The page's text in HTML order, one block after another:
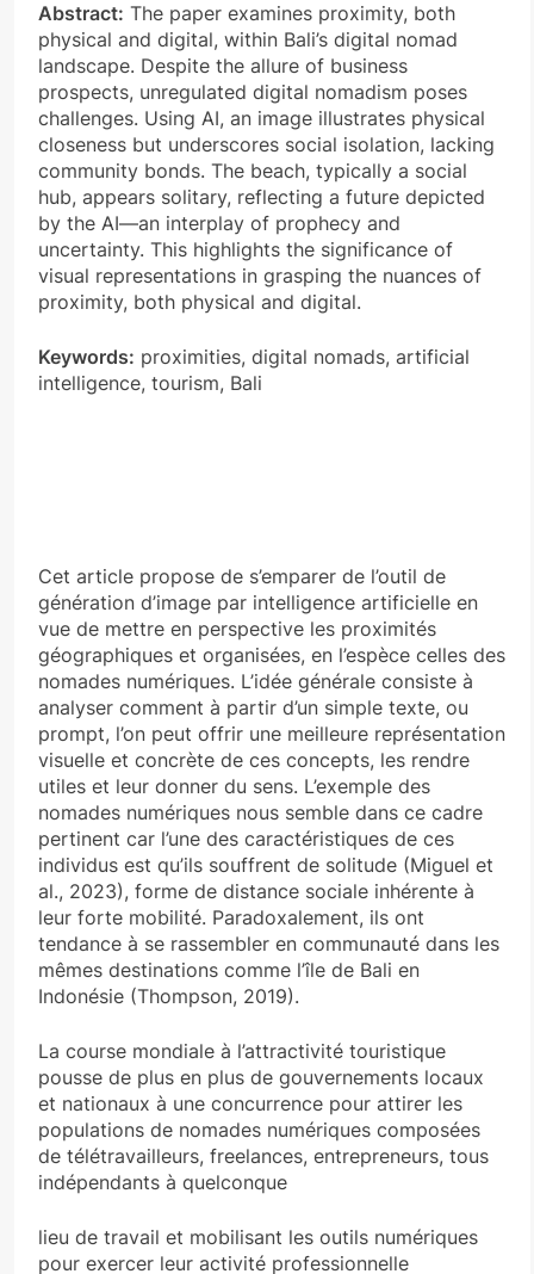
Abstract: The paper examines proximity, both
physical and digital, within Bali’s digital nomad
landscape. Despite the allure of business
prospects, unregulated digital nomadism poses
challenges. Using AI, an image illustrates physical
closeness but underscores social isolation, lacking
community bonds. The beach, typically a social
hub, appears solitary, reflecting a future depicted
by the AI—an interplay of prophecy and
uncertainty. This highlights the significance of
visual representations in grasping the nuances of
proximity, both physical and digital.
Keywords: proximities, digital nomads, artificial
intelligence, tourism, Bali
Cet article propose de s’emparer de l’outil de
génération d’image par intelligence artificielle en
vue de mettre en perspective les proximités
géographiques et organisées, en l’espèce celles des
nomades numériques. L’idée générale consiste à
analyser comment à partir d’un simple texte, ou
prompt, l’on peut offrir une meilleure représentation
visuelle et concrète de ces concepts, les rendre
utiles et leur donner du sens. L’exemple des
nomades numériques nous semble dans ce cadre
pertinent car l’une des caractéristiques de ces
individus est qu’ils souffrent de solitude (Miguel et
al., 2023), forme de distance sociale inhérente à
leur forte mobilité. Paradoxalement, ils ont
tendance à se rassembler en communauté dans les
mêmes destinations comme l’île de Bali en
Indonésie (Thompson, 2019).
La course mondiale à l’attractivité touristique
pousse de plus en plus de gouvernements locaux
et nationaux à une concurrence pour attirer les
populations de nomades numériques composées
de télétravailleurs, freelances, entrepreneurs, tous
indépendants à quelconque
lieu de travail et mobilisant les outils numériques
pour exercer leur activité professionnelle